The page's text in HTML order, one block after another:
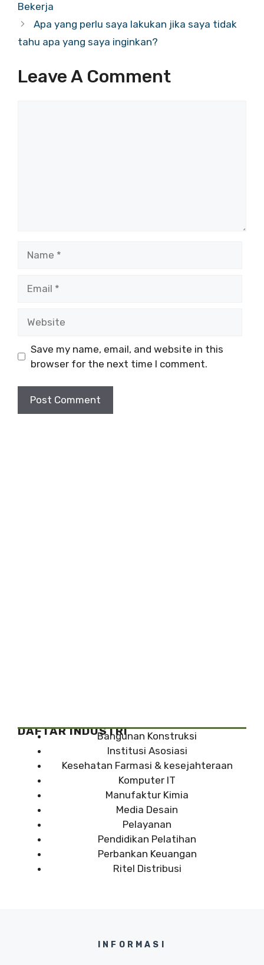
Bekerja
Apa yang perlu saya lakukan jika saya tidak
tahu apa yang saya inginkan?
Leave A Comment
Save my name, email, and website in this
browser for the next time I comment.
DAFTAR INDUSTRIBangunan Konstruksi
Institusi Asosiasi
Kesehatan Farmasi & kesejahteraan
Komputer IT
Manufaktur Kimia
Media Desain
Pelayanan
Pendidikan Pelatihan
Perbankan Keuangan
Ritel Distribusi
INFORMASI